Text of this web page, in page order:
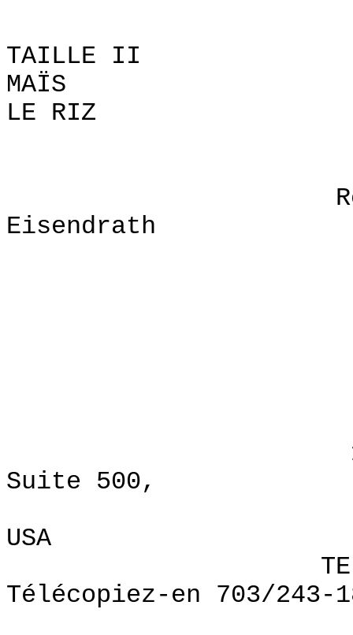
TAILLE II
MAÏS ,
LE RIZ ,
Roy M.
Eisendrath
1600
Suite 500,
USA
TEL: 703/
Télécopiez-en 703/243-